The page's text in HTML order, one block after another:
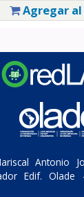
Agregar
Antonio
Edif.